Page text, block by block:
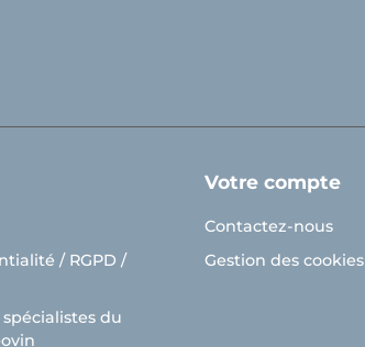
/ RGPD /
spécialistes du
Votre compte
Contactez-nous
Gestion des cookies